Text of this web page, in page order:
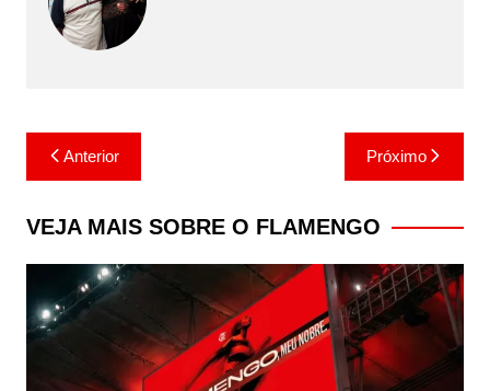
Navegação
de
Post
Anterior Próximo
VEJA MAIS SOBRE O FLAMENGO